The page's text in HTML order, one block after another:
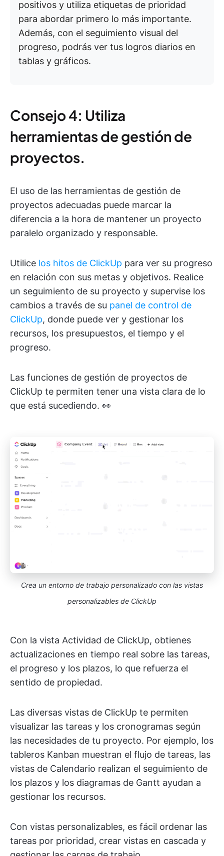
positivos y utiliza etiquetas de prioridad
para abordar primero lo más importante.
Además, con el seguimiento visual del
progreso, podrás ver tus logros diarios en
tablas y gráficos.
Consejo 4: Utiliza
herramientas de gestión de
proyectos.
El uso de las herramientas de gestión de
proyectos adecuadas puede marcar la
diferencia a la hora de mantener un proyecto
paralelo organizado y responsable.
Utilice los hitos de ClickUp para ver su progreso
en relación con sus metas y objetivos. Realice
un seguimiento de su proyecto y supervise los
cambios a través de su panel de control de
ClickUp, donde puede ver y gestionar los
recursos, los presupuestos, el tiempo y el
progreso.
Las funciones de gestión de proyectos de
ClickUp te permiten tener una vista clara de lo
que está sucediendo. 👀
Crea un entorno de trabajo personalizado con las vistas
personalizables de ClickUp
Con la vista Actividad de ClickUp, obtienes
actualizaciones en tiempo real sobre las tareas,
el progreso y los plazos, lo que refuerza el
sentido de propiedad.
Las diversas vistas de ClickUp te permiten
visualizar las tareas y los cronogramas según
las necesidades de tu proyecto. Por ejemplo, los
tableros Kanban muestran el flujo de tareas, las
vistas de Calendario realizan el seguimiento de
los plazos y los diagramas de Gantt ayudan a
gestionar los recursos.
Con vistas personalizables, es fácil ordenar las
tareas por prioridad, crear vistas en cascada y